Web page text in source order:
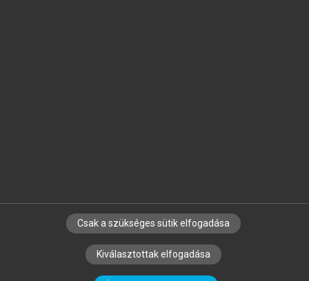
SZERZŐKNEK CÉGEKNEK KÖNYVTÁROSOKNAK
SZERKESZTÉSI ÉS LEKTORÁLÁSI ALAPELVEK
Csak a szükséges sütik elfogadása
Kiválasztottak elfogadása